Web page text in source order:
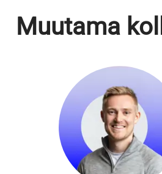
Muutama